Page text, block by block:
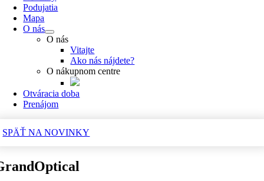
Podujatia
Mapa
O nás
O nás
Vitajte
Ako nás nájdete?
O nákupnom centre
Otváracia doba
Prenájom
SPÄŤ NA NOVINKY